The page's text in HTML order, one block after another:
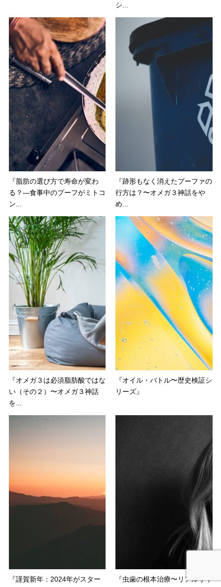
シ...
『脂肪の選び方で寿命が変わ
る？—食事中のプーフがミトコ
ン...
『跡形もなく消えたプーファの
行方は？〜オメガ３神話をや
め...
『オメガ３は必須脂肪酸ではな
い（その２）〜オメガ３神話
を...
『オイル・バトル〜歴史検証シ
リーズ』
『謹賀新年：2024年がスター
『虫歯の根本治療〜リアルサイ